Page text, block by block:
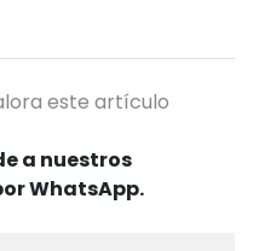
este artículo
a nuestros
WhatsApp.